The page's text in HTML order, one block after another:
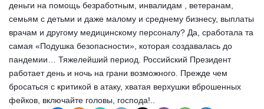
деньги на помощь безработным, инвалидам , ветеранам,
семьям с детьми и даже малому и среднему бизнесу, выплаты
врачам и другому медицинскому персоналу? Да, сработала та
самая «Подушка безопасности», которая создавалась до
пандемии… Тяжелейший период. Российский Президент
работает день и ночь на грани возможного. Прежде чем
бросаться с критикой в атаку, хватая верхушки вброшенных
фейков, включайте головы, господа!..